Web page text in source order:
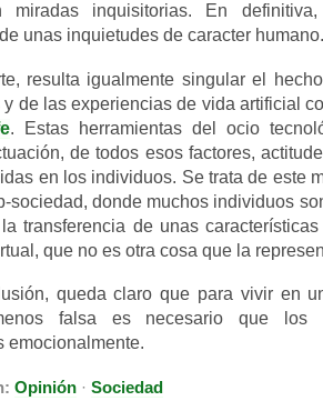
miradas inquisitorias. En
unas inquietudes de caracter humano.
resulta igualmente singular el
de las experiencias de vida artificial
. Estas herramientas del ocio
de todos esos factores,
en los individuos. Se trata de este
sociedad, donde muchos individuos
transferencia de unas
que no es otra cosa que la
queda claro que para vivir en
falsa es necesario que los
emocionalmente.
Opinión · Sociedad